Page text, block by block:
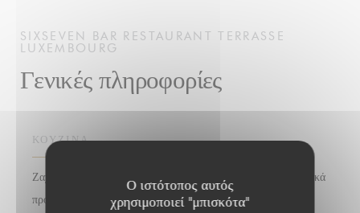
Ο ιστότοπος αυτός
χρησιμοποιεί "μπισκότα"
SIXSEVEN BAR RESTAURANT TERRASSE
LUXEMBOURG
Γενικές πληροφορίες
ΚΟΥΖΊΝΑ
Ζαχαροπλαστική, Ζύμη, Μεσημεριανό, Bistronomique, Τοπικά
προϊόντα, νωπού προϊόντος